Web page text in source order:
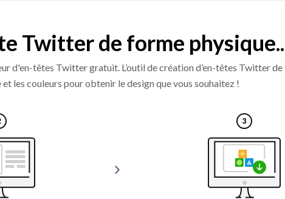
Twitter de forme
d'en-têtes Twitter gratuit. L’outil de création d’en-têtes Twitter
les couleurs pour obtenir le design que vous souhaitez !